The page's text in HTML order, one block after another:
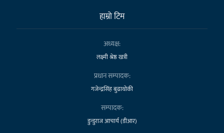
हाम्राे टिम
अध्यक्ष:
लक्ष्मी श्रेष्ठ खत्री
प्रधान सम्पादक:
गजेन्द्रसिंह बुढाथोकी
सम्पादक:
डुन्डुराज आचार्य (डीआर)